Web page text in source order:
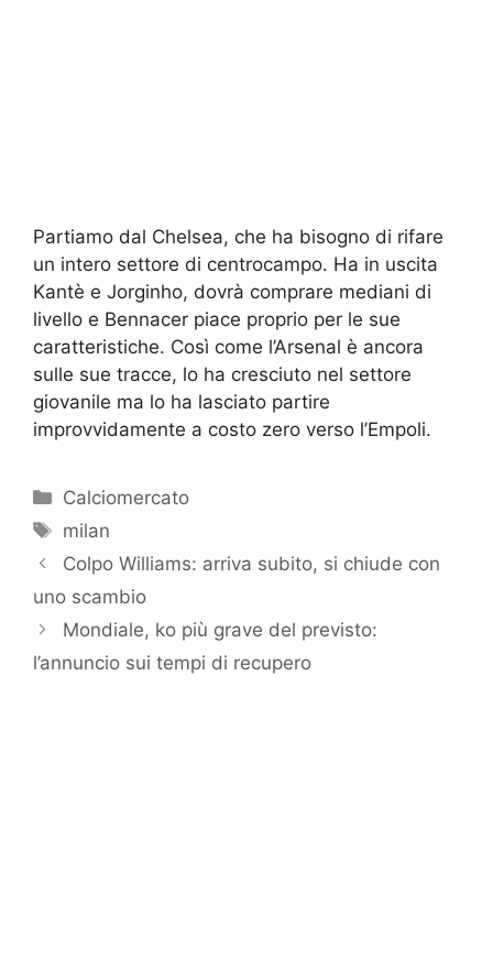
Partiamo dal Chelsea, che ha bisogno di rifare
un intero settore di centrocampo. Ha in uscita
Kantè e Jorginho, dovrà comprare mediani di
livello e Bennacer piace proprio per le sue
caratteristiche. Così come l’Arsenal è ancora
sulle sue tracce, lo ha cresciuto nel settore
giovanile ma lo ha lasciato partire
improvvidamente a costo zero verso l’Empoli.
Categorie
Calciomercato
Tag
milan
Colpo Williams: arriva subito, si chiude con
uno scambio
Mondiale, ko più grave del previsto:
l’annuncio sui tempi di recupero